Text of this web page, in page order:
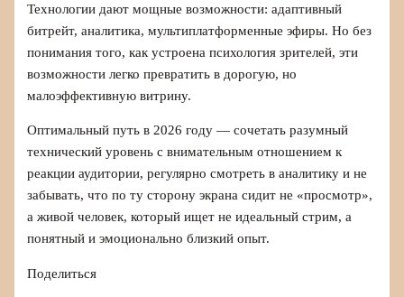
Технологии дают мощные возможности: адаптивный
битрейт, аналитика, мультиплатформенные эфиры. Но без
понимания того, как устроена психология зрителей, эти
возможности легко превратить в дорогую, но
малоэффективную витрину.
Оптимальный путь в 2026 году — сочетать разумный
технический уровень с внимательным отношением к
реакции аудитории, регулярно смотреть в аналитику и не
забывать, что по ту сторону экрана сидит не «просмотр»,
а живой человек, который ищет не идеальный стрим, а
понятный и эмоционально близкий опыт.
Поделиться